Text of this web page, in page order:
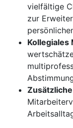
vielfältige
zur
Kollegiales